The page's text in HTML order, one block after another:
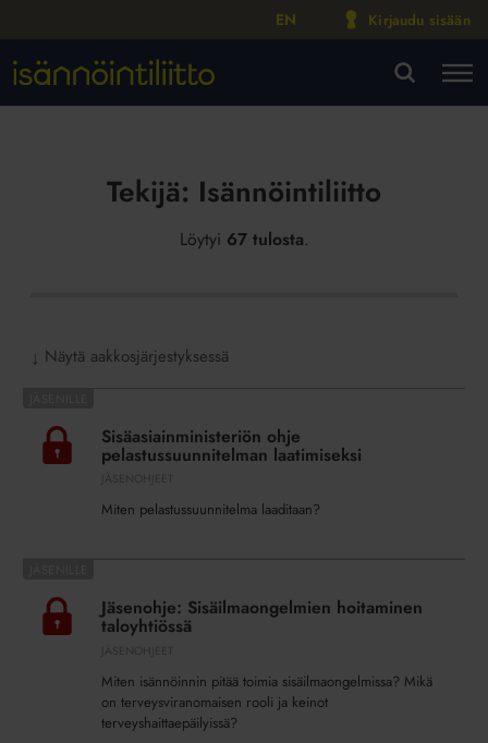
EN Kirjaudu sisään
Tekijä: Isännöintiliitto
Löytyi 67 tulosta.
↓ Näytä aakkosjärjestyksessä
ohje
pelastussuunnitelmanSisäasiainministeriön ohje
pelastussuunnitelman laatimiseksi
Miten pelastussuunnitelma laaditaan?
Sisäilmaongelmien
hoitaminen
Jäsenohje: Sisäilmaongelmien hoitaminen
taloyhtiössä
Miten isännöinnin pitää toimia sisäilmaongelmissa? Mikä
on terveysviranomaisen rooli ja keinot
terveyshaittaepäilyissä?